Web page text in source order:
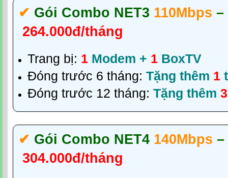
✔‎ Gói Combo NET3 110Mbps –
264.000đ/tháng
Trang bị: 1 Modem + 1 BoxTV
Đóng trước 6 tháng: Tặng thêm 1
Đóng trước 12 tháng: Tặng thêm 3
✔‎ Gói Combo NET4 140Mbps –
304.000đ/tháng